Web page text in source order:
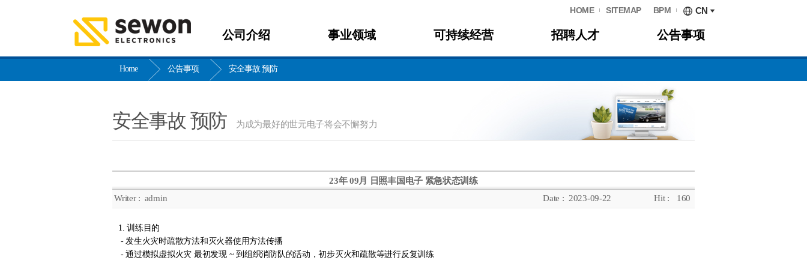
HOME SITEMAP BPM CN
公司介绍 事业领域 可持续经营 招聘人才 公告事项
Home 公告事项 安全事故 预防
安全事故 预防 为成为最好的世元电子将会不懈努力
23年 09月 日照丰国电子 紧急状态训练
Writer : admin Date : 2023-09-22 Hit : 160
1. 训练目的
- 发生火灾时疏散方法和灭火器使用方法传播
- 通过模拟虚拟火灾 最初发现 ~ 到组织消防队的活动，初步灭火和疏散等进行反复训练